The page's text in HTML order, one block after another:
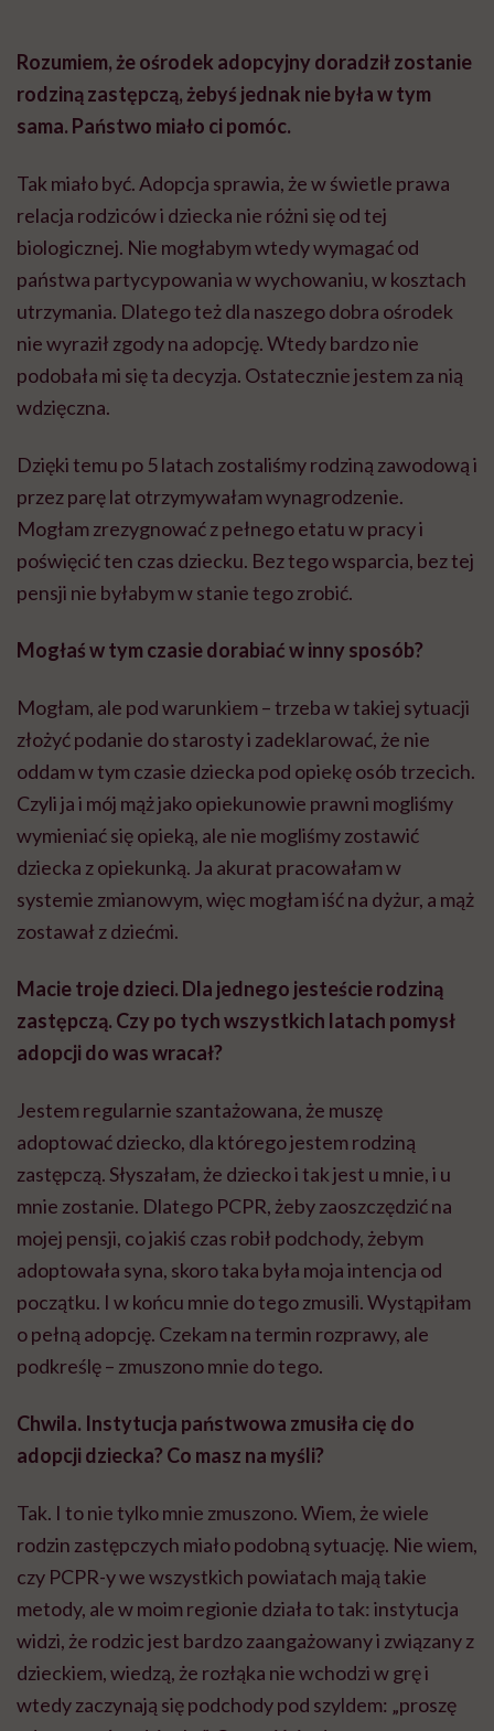
Rozumiem, że ośrodek adopcyjny doradził zostanie
rodziną zastępczą, żebyś jednak nie była w tym
sama. Państwo miało ci pomóc.
Tak miało być. Adopcja sprawia, że w świetle prawa
relacja rodziców i dziecka nie różni się od tej
biologicznej. Nie mogłabym wtedy wymagać od
państwa partycypowania w wychowaniu, w kosztach
utrzymania. Dlatego też dla naszego dobra ośrodek
nie wyraził zgody na adopcję. Wtedy bardzo nie
podobała mi się ta decyzja. Ostatecznie jestem za nią
wdzięczna.
Dzięki temu po 5 latach zostaliśmy rodziną zawodową i
przez parę lat otrzymywałam wynagrodzenie.
Mogłam zrezygnować z pełnego etatu w pracy i
poświęcić ten czas dziecku. Bez tego wsparcia, bez tej
pensji nie byłabym w stanie tego zrobić.
Mogłaś w tym czasie dorabiać w inny sposób?
Mogłam, ale pod warunkiem – trzeba w takiej sytuacji
złożyć podanie do starosty i zadeklarować, że nie
oddam w tym czasie dziecka pod opiekę osób trzecich.
Czyli ja i mój mąż jako opiekunowie prawni mogliśmy
wymieniać się opieką, ale nie mogliśmy zostawić
dziecka z opiekunką. Ja akurat pracowałam w
systemie zmianowym, więc mogłam iść na dyżur, a mąż
zostawał z dziećmi.
Macie troje dzieci. Dla jednego jesteście rodziną
zastępczą. Czy po tych wszystkich latach pomysł
adopcji do was wracał?
Jestem regularnie szantażowana, że muszę
adoptować dziecko, dla którego jestem rodziną
zastępczą. Słyszałam, że dziecko i tak jest u mnie, i u
mnie zostanie. Dlatego PCPR, żeby zaoszczędzić na
mojej pensji, co jakiś czas robił podchody, żebym
adoptowała syna, skoro taka była moja intencja od
początku. I w końcu mnie do tego zmusili. Wystąpiłam
o pełną adopcję. Czekam na termin rozprawy, ale
podkreślę – zmuszono mnie do tego.
Chwila. Instytucja państwowa zmusiła cię do
adopcji dziecka? Co masz na myśli?
Tak. I to nie tylko mnie zmuszono. Wiem, że wiele
rodzin zastępczych miało podobną sytuację. Nie wiem,
czy PCPR-y we wszystkich powiatach mają takie
metody, ale w moim regionie działa to tak: instytucja
widzi, że rodzic jest bardzo zaangażowany i związany z
dzieckiem, wiedzą, że rozłąka nie wchodzi w grę i
wtedy zaczynają się podchody pod szyldem: „proszę